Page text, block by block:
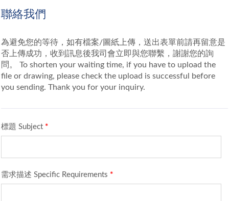
聯絡我們
為避免您的等待，如有檔案/圖紙上傳，送出表單前請再留意是
否上傳成功，收到訊息後我司會立即與您聯繫，謝謝您的詢
問。 To shorten your waiting time, if you have to upload the
file or drawing, please check the upload is successful before
you sending. Thank you for your inquiry.
標題 Subject *
需求描述 Specific Requirements *